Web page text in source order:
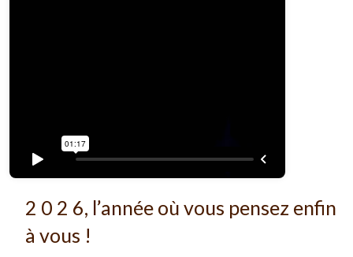
2 0 2 6, l’année où vous pensez enfin
à vous !